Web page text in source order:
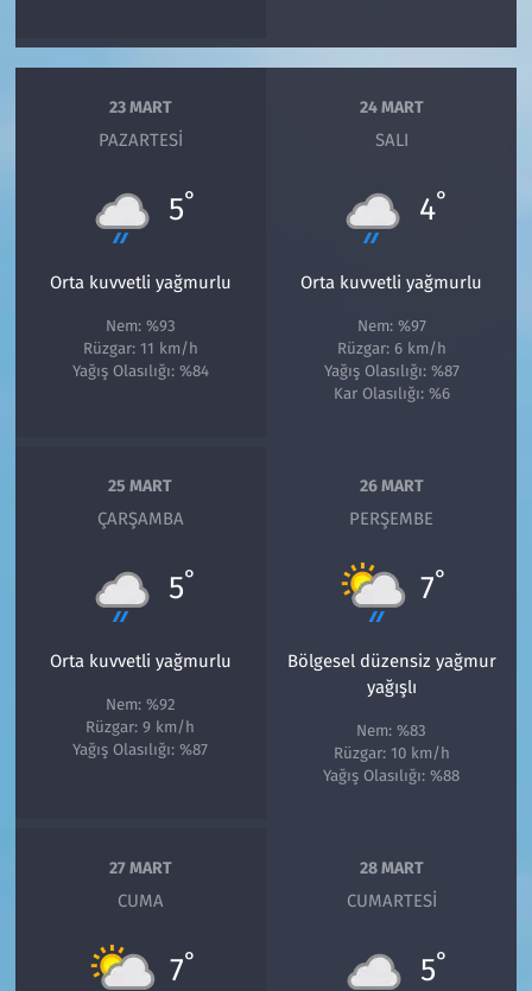
23 MART
PAZARTESI
5°
Orta kuvvetli yağmurlu
Nem: %93
Rüzgar: 11 km/h
Yağış Olasılığı: %84
24 MART
SALI
4°
Orta kuvvetli yağmurlu
Nem: %97
Rüzgar: 6 km/h
Yağış Olasılığı: %87
Kar Olasılığı: %6
25 MART
ÇARŞAMBA
5°
Orta kuvvetli yağmurlu
Nem: %92
Rüzgar: 9 km/h
Yağış Olasılığı: %87
26 MART
PERŞEMBE
7°
Bölgesel düzensiz yağmur
yağışlı
Nem: %83
Rüzgar: 10 km/h
Yağış Olasılığı: %88
27 MART
CUMA
7°
28 MART
CUMARTESI
5°